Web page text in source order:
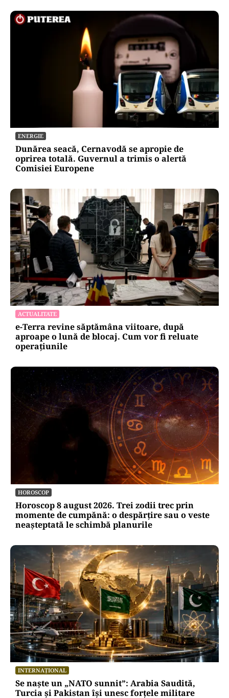
ENERGIE
Dunărea seacă, Cernavodă se apropie de
oprirea totală. Guvernul a trimis o alertă
Comisiei Europene
ACTUALITATE
e-Terra revine săptămâna viitoare, după
aproape o lună de blocaj. Cum vor fi reluate
operațiunile
HOROSCOP
Horoscop 8 august 2026. Trei zodii trec prin
momente de cumpănă: o despărțire sau o veste
neașteptată le schimbă planurile
INTERNAȚIONAL
Se naște un „NATO sunnit”: Arabia Saudită,
Turcia și Pakistan își unesc forțele militare